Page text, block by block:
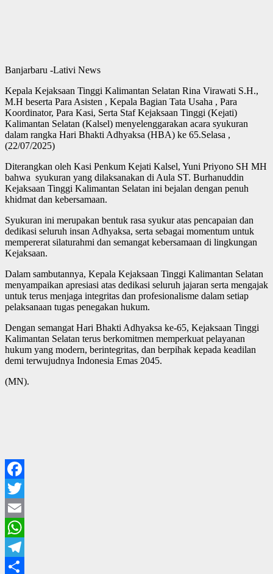
Banjarbaru -Lativi News
Kepala Kejaksaan Tinggi Kalimantan Selatan Rina Virawati S.H.,
M.H beserta Para Asisten , Kepala Bagian Tata Usaha , Para
Koordinator, Para Kasi, Serta Staf Kejaksaan Tinggi (Kejati)
Kalimantan Selatan (Kalsel) menyelenggarakan acara syukuran
dalam rangka Hari Bhakti Adhyaksa (HBA) ke 65.Selasa ,
(22/07/2025)
Diterangkan oleh Kasi Penkum Kejati Kalsel, Yuni Priyono SH MH
bahwa syukuran yang dilaksanakan di Aula ST. Burhanuddin
Kejaksaan Tinggi Kalimantan Selatan ini bejalan dengan penuh
khidmat dan kebersamaan.
Syukuran ini merupakan bentuk rasa syukur atas pencapaian dan
dedikasi seluruh insan Adhyaksa, serta sebagai momentum untuk
mempererat silaturahmi dan semangat kebersamaan di lingkungan
Kejaksaan.
Dalam sambutannya, Kepala Kejaksaan Tinggi Kalimantan Selatan
menyampaikan apresiasi atas dedikasi seluruh jajaran serta mengajak
untuk terus menjaga integritas dan profesionalisme dalam setiap
pelaksanaan tugas penegakan hukum.
Dengan semangat Hari Bhakti Adhyaksa ke-65, Kejaksaan Tinggi
Kalimantan Selatan terus berkomitmen memperkuat pelayanan
hukum yang modern, berintegritas, dan berpihak kepada keadilan
demi terwujudnya Indonesia Emas 2045.
(MN).
Facebook
Twitter
Email
WhatsApp
Telegram